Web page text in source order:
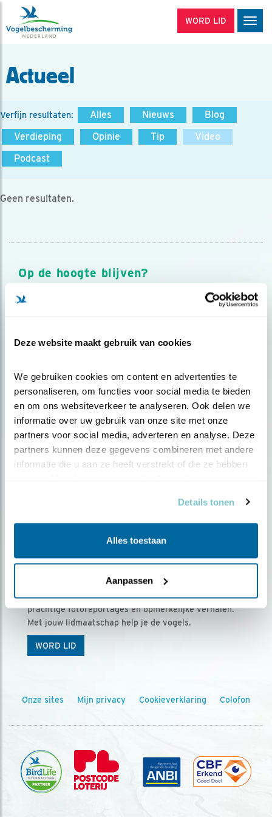
Deze website maakt gebruik van cookies
We gebruiken cookies om content en advertenties te
personaliseren, om functies voor social media te bieden
en om ons websiteverkeer te analyseren. Ook delen we
informatie over uw gebruik van onze site met onze
partners voor social media, adverteren en analyse. Deze
partners kunnen deze gegevens combineren met andere
informatie die u aan ze heeft verstrekt of die ze hebben
Details tonen
Alles toestaan
Aanpassen
WORD LID
Actueel
Verfijn resultaten: Alles Nieuws
Blog
Verdieping
Opinie Tip
Video
Podcast
Geen resultaten.
Op de hoogte blijven?
Meld je aan en ontvang nieuws, inspiratie, acties en tips
over vogels en activiteiten van Vogelbescherming.
Ontvang 5 x Vogels voor € 36,00 per jaar
Vogels is het tijdschrift voor onze leden, met
prachtige fotoreportages en opmerkelijke verhalen.
Met jouw lidmaatschap help je de vogels.
WORD LID
Onze sites Mijn privacy Cookieverklaring Colofon